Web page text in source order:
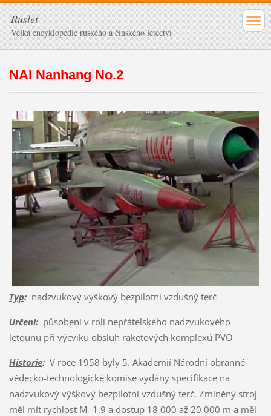
Ruslet
Velká encyklopedie ruského a čínského letectví
NAI Nanhang No.2
Typ:nadzvukový výškový bezpilotní vzdušný terč
Určení:působení v roli nepřátelského nadzvukového
letounu při výcviku obsluh raketových komplexů PVO
Historie:V roce 1958 byly 5. Akademií Národní obranné
vědecko-technologické komise vydány specifikace na
nadzvukový výškový bezpilotní vzdušný terč. Zmíněný stroj
měl mít rychlost M=1,9 a dostup 18 000 až 20 000 m a měl